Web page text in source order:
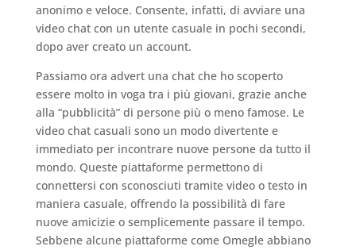
anonimo e veloce. Consente, infatti, di avviare una
video chat con un utente casuale in pochi secondi,
dopo aver creato un account.
Passiamo ora advert una chat che ho scoperto
essere molto in voga tra i più giovani, grazie anche
alla “pubblicità” di persone più o meno famose. Le
video chat casuali sono un modo divertente e
immediato per incontrare nuove persone da tutto il
mondo. Queste piattaforme permettono di
connettersi con sconosciuti tramite video o testo in
maniera casuale, offrendo la possibilità di fare
nuove amicizie o semplicemente passare il tempo.
Sebbene alcune piattaforme come Omegle abbiano